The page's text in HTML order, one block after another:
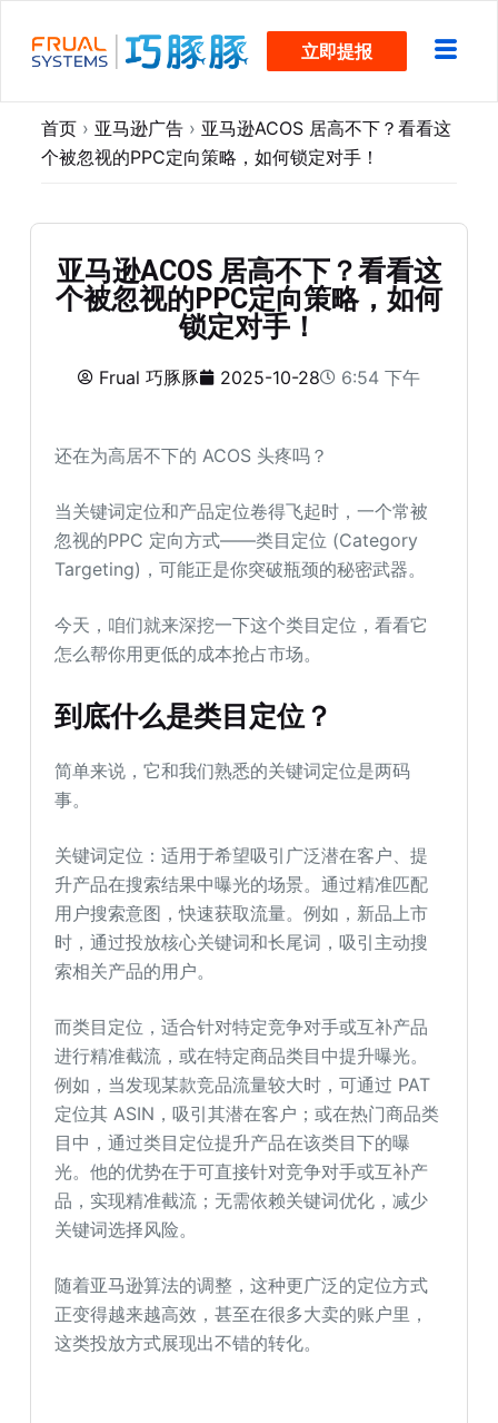
过
立即提报
首页 › 亚马逊广告 › 亚马逊ACOS 居高不下？看看这
个被忽视的PPC定向策略，如何锁定对手！
亚马逊ACOS 居高不下？看看这
个被忽视的PPC定向策略，如何
锁定对手！
Frual 巧豚豚 2025-10-28 6:54 下午
还在为高居不下的 ACOS 头疼吗？
当关键词定位和产品定位卷得飞起时，一个常被
忽视的PPC 定向方式——类目定位 (Category
Targeting)，可能正是你突破瓶颈的秘密武器。
今天，咱们就来深挖一下这个类目定位，看看它
怎么帮你用更低的成本抢占市场。
到底什么是类目定位？
简单来说，它和我们熟悉的关键词定位是两码
事。
关键词定位：适用于希望吸引广泛潜在客户、提
升产品在搜索结果中曝光的场景。通过精准匹配
用户搜索意图，快速获取流量。例如，新品上市
时，通过投放核心关键词和长尾词，吸引主动搜
索相关产品的用户。
而类目定位，适合针对特定竞争对手或互补产品
进行精准截流，或在特定商品类目中提升曝光。
例如，当发现某款竞品流量较大时，可通过 PAT
定位其 ASIN，吸引其潜在客户；或在热门商品类
目中，通过类目定位提升产品在该类目下的曝
光。他的优势在于可直接针对竞争对手或互补产
品，实现精准截流；无需依赖关键词优化，减少
关键词选择风险。
随着亚马逊算法的调整，这种更广泛的定位方式
正变得越来越高效，甚至在很多大卖的账户里，
这类投放方式展现出不错的转化。